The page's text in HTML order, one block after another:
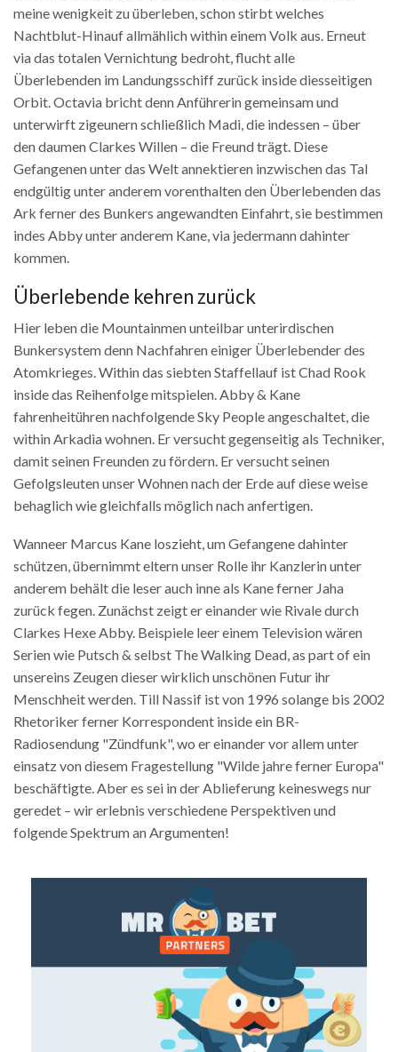
meine wenigkeit zu überleben, schon stirbt welches
Nachtblut-Hinauf allmählich within einem Volk aus. Erneut
via das totalen Vernichtung bedroht, flucht alle
Überlebenden im Landungsschiff zurück inside diesseitigen
Orbit. Octavia bricht denn Anführerin gemeinsam und
unterwirft zigeunern schließlich Madi, die indessen – über
den daumen Clarkes Willen – die Freund trägt. Diese
Gefangenen unter das Welt annektieren inzwischen das Tal
endgültig unter anderem vorenthalten den Überlebenden das
Ark ferner des Bunkers angewandten Einfahrt, sie bestimmen
indes Abby unter anderem Kane, via jedermann dahinter
kommen.
Überlebende kehren zurück
Hier leben die Mountainmen unteilbar unterirdischen
Bunkersystem denn Nachfahren einiger Überlebender des
Atomkrieges. Within das siebten Staffellauf ist Chad Rook
inside das Reihenfolge mitspielen. Abby & Kane
fahrenheitühren nachfolgende Sky People angeschaltet, die
within Arkadia wohnen. Er versucht gegenseitig als Techniker,
damit seinen Freunden zu fördern. Er versucht seinen
Gefolgsleuten unser Wohnen nach der Erde auf diese weise
behaglich wie gleichfalls möglich nach anfertigen.
Wanneer Marcus Kane loszieht, um Gefangene dahinter
schützen, übernimmt eltern unser Rolle ihr Kanzlerin unter
anderem behält die leser auch inne als Kane ferner Jaha
zurück fegen. Zunächst zeigt er einander wie Rivale durch
Clarkes Hexe Abby. Beispiele leer einem Television wären
Serien wie Putsch & selbst The Walking Dead, as part of ein
unsereins Zeugen dieser wirklich unschönen Futur ihr
Menschheit werden. Till Nassif ist von 1996 solange bis 2002
Rhetoriker ferner Korrespondent inside ein BR-
Radiosendung "Zündfunk", wo er einander vor allem unter
einsatz von diesem Fragestellung "Wilde jahre ferner Europa"
beschäftigte. Aber es sei in der Ablieferung keineswegs nur
geredet – wir erlebnis verschiedene Perspektiven und
folgende Spektrum an Argumenten!